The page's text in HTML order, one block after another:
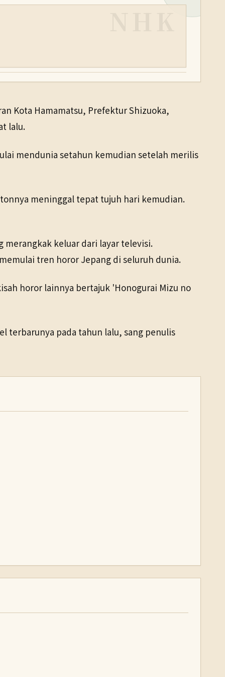
Kota Hamamatsu, Prefektur Shizuoka,
lalu.
mendunia setahun kemudian setelah merilis
meninggal tepat tujuh hari kemudian.
merangkak keluar dari layar televisi.
tren horor Jepang di seluruh dunia.
horor lainnya bertajuk 'Honogurai Mizu no
terbarunya pada tahun lalu, sang penulis